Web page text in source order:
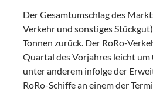
Der Gesamtumschlag des
Verkehr und sonstiges
Tonnen zurück. Der RoRo-
Quartal des Vorjahres leicht um
unter anderem infolge der
RoRo-Schiffe an einem der